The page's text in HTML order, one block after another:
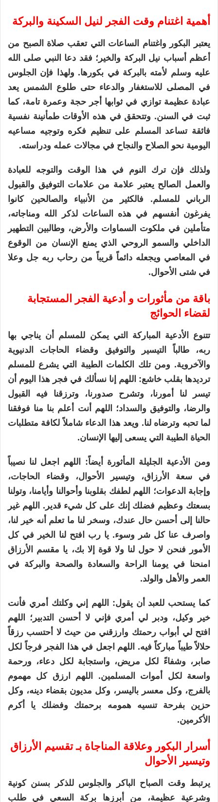
أهمية اغتنام وقت الفجر لنيل السكينة والبركة
يعتبر البكور واغتنام الساعات التي تعقب صلاة الصبح من
أعظم أسباب نيل البركة والخير؛ فقد دعا النبي صلى الله
عليه وسلم لأمته بالبركة في بكورها. ولهذا فإن الجلوس
في المصلى للاستغفار والدعاء حتى طلوع الشمس يعد
عبادة عظيمة توازي في ثوابها أجر حجة وعمرة تامة، كما
ثبت في السنن. وتتحقق في هذه الأوقات طمأنينة نفسية
فائقة تساعد المسلم على تنظيم فكره وتوجيه مساعيه
اليومية نحو الصلاح والنجاح في مجالات عمله ودراسته.
ولذلك فإن ترك النوم في هذا الوقت والتوجه للعبادة
والعمل الصالح يعتبر علامة من علامات التوفيق والقبول
الرباني للمسلم. فالكثير من الأنبياء والصالحين كانوا
يفرغون أنفسهم في هذه الساعات لذكر الله ومناجاته،
متأملين في ملكوت السماوات والأرض، وطالبين التطهير
الداخلي والسمو الروحي الذي يمنع الإنسان من الوقوع
في المعاصي ويجعله دائماً قريباً من رحاب ربه جل وعلا
في شتى الأحوال.
باقة من مأثورات و أدعية الفجر المستجابة
لقضاء الحوائج
تتنوع الأدعية المباركة التي يمكن للمسلم أن يناجي بها
ربه، طالباً التيسير والتوفيق وقضاء الحاجات الدنيوية
والآخروية. ومن تلك الكلمات الطيبة التي يشرع للمسلم
ترديدها بقلب خاشع: اللهم إنا نسألك في فجر هذا اليوم أن
تيسر لنا أمورنا، وتشرح صدورنا، وترزقنا فيه القبول
والرضا، والتوفيق والسداد؛ اللهم أنت أعلم بنا منا فوفقنا
لما تحبه وترضاه لنا. ويعد هذا الدعاء شاملاً لكافة متطلبات
الحياة الطيبة التي يسعى إليها الإنسان.
ومن الأدعية الجليلة المأثورة أيضاً: اللهم اجعل لنا نصيباً
في سعة الأرزاق، وتيسير الأحوال، وقضاء الحاجات،
وإجابة الدعوات؛ اللهم لطفك بقلوبنا وأحوالنا وأيامنا، وتولنا
بسعتك وعظيم فضلك إنك على كل شيء قدير. اللهم غير
حالنا إلى أحسن حال عندك، وسخر لنا ما تعلم أنه خير لنا،
واصرف عنا كل شر وسوء. يا رب افتح لنا الخير في كل
الأمور فنحن لا حول لنا ولا قوة إلا بك، يا مقسم الأرزاق
امنحنا في يومنا الراحة والسعادة والصحة والبركة في
العمر والأهل والولد.
كما يستحب للعبد أن يقول: اللهم إني وكلتك أمري فأنت
خير وكيل، ودبر لي أمري فإني لا أحسن التدبير؛ اللهم
افتح لي أبواب رحمتك وارزقني من حيث لا أحتسب رزقاً
حلالاً طيباً مباركاً فيه. اللهم اجعل في هذا الفجر فرجاً لكل
صابر، وشفاءً لكل مريض، واستجابة لكل دعاء، ورحمة
واسعة لكل أموات المسلمين. اللهم ارزق كل مهموم
بالفرج، وكل معسر باليسر، وكل مديون بقضاء دينه، وكل
حزين بفرحة تنسيه همومه برحمتك وفضلك يا أكرم
الأكرمين.
أسرار البكور وعلاقة المناجاة بـ تقسيم الأرزاق
وتيسير الأحوال
يرتبط وقت الصباح الباكر والجلوس للذكر بسنن كونية
وشرعية عظيمة، من أبرزها بركة السعي في طلب